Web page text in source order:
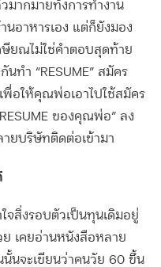
มากมายทั้งการทำงาน
นอาหารเอง แต่ก็ยังมอง
ษียณไม่ใช่คำตอบสุดท้าย
ทำ “RESUME” สมัคร
อให้คุณพ่อเอาไปใช้สมัคร
ของคุณพ่อ” ลง
ยบริษัทติดต่อเข้ามา
จสิ่งรอบตัวเป็นทุนเดิมอยู่
เคยอ่านหนังสือหลาย
นจะเขียนว่าคนวัย 60 ขึ้น